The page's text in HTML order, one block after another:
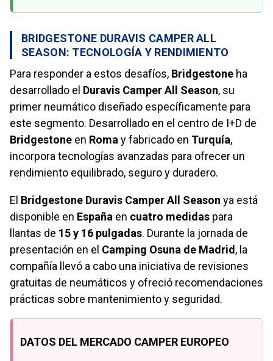
BRIDGESTONE DURAVIS CAMPER ALL
SEASON: TECNOLOGÍA Y RENDIMIENTO
Para responder a estos desafíos, Bridgestone ha
desarrollado el Duravis Camper All Season, su
primer neumático diseñado específicamente para
este segmento. Desarrollado en el centro de I+D de
Bridgestone en Romay fabricado en Turquía,
incorpora tecnologías avanzadas para ofrecer un
rendimiento equilibrado, seguro y duradero.
El Bridgestone Duravis Camper All Season ya está
disponible en España en cuatro medidas para
llantas de 15 y 16 pulgadas. Durante la jornada de
presentación en el Camping Osuna de Madrid, la
compañía llevó a cabo una iniciativa de revisiones
gratuitas de neumáticos y ofreció recomendaciones
prácticas sobre mantenimiento y seguridad.
DATOS DEL MERCADO CAMPER EUROPEO